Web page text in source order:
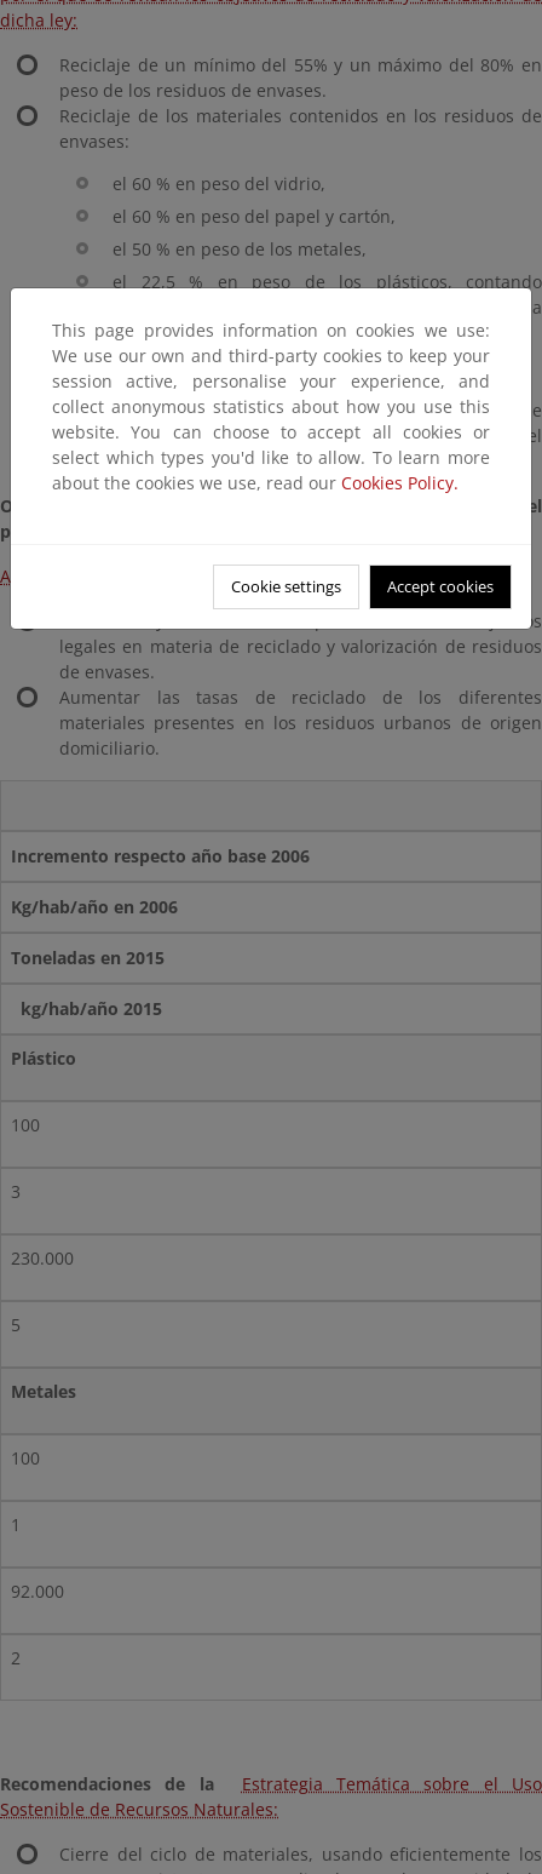
dicha ley:
Reciclaje de un mínimo del 55% y un máximo del 80% en
peso de los residuos de envases.
Reciclaje de los materiales contenidos en los residuos de
envases:
el 60 % en peso del vidrio,
el 60 % en peso del papel y cartón,
el 50 % en peso de los metales,
el 22,5 % en peso de los plásticos, contando
exclusivamente el material que se vuelva a
transformar en plástico,
el 15 % en peso de la madera.
Valorización (incluido el reciclaje y la incineración de
residuos con recuperación de energía) de un mínimo del
60% en peso de los residuos de envases.
Objetivos del Plan Nacional Integrado de Residuos para el
período 2008-2015 (PNIR):
Apartado de Planes y Porgramas
Garantizar y verificar el cumplimiento de los objetivos
legales en materia de reciclado y valorización de residuos
de envases.
Aumentar las tasas de reciclado de los diferentes
materiales presentes en los residuos urbanos de origen
domiciliario.
Incremento respecto año base 2006
Kg/hab/año en 2006
Toneladas en 2015
kg/hab/año 2015
Plástico
100
3
230.000
5
Metales
100
1
92.000
2
Recomendaciones de la
Estrategia Temática sobre el Uso
Sostenible de Recursos Naturales:
Cierre del ciclo de materiales, usando eficientemente los
This page provides information on cookies we use:
We use our own and third-party cookies to keep your
session active, personalise your experience, and
collect anonymous statistics about how you use this
website. You can choose to accept all cookies or
select which types you'd like to allow. To learn more
about the cookies we use, read our Cookies Policy.
Cookie settings Accept cookies